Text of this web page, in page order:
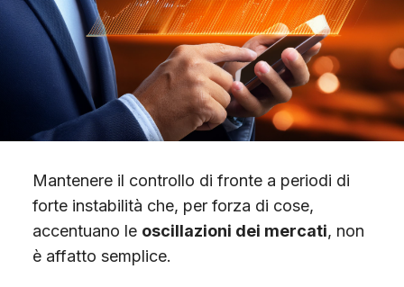
Scopri Gimme5
Mantenere il controllo di fronte a periodi di
forte instabilità che, per forza di cose,
accentuano le oscillazioni dei mercati, non
è affatto semplice.